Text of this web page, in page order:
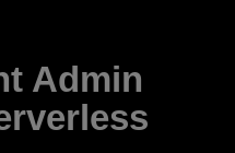
Admin